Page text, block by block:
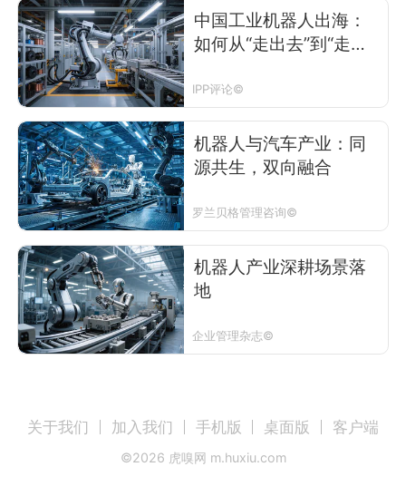
中国工业机器人出海：
如何从“走出去”到“走进
IPP评论©
机器人与汽车产业：同
源共生，双向融合
罗兰贝格管理咨询©
机器人产业深耕场景落
地
企业管理杂志©
关于我们 加入我们 手机版 桌面版 客户端
©2026 虎嗅网 m.huxiu.com